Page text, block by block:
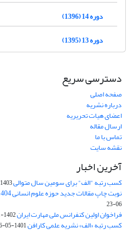
دوره 14 (1396)
دوره 13 (1395)
دسترسی سریع
صفحه اصلی
درباره نشریه
اعضای هیات تحریریه
ارسال مقاله
تماس با ما
نقشه سایت
آخرین اخبار
کسب رتبه "الف" برای سومین سال متوالی1403-02-01
نوبت چاپ مقالات جدید حوزه علوم انسانی 1404و به بعد خواهد بود
06-23
فراخوان اولین کنفرانس ملی مهارت ایران1402-01-28
کسب رتبه «الف» نشریه علمی کارافن1401-05-06